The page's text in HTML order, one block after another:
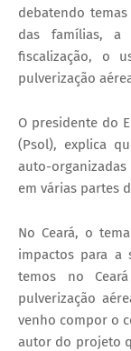
debatendo
das famílias, a
fiscalização, o
pulverização
O presidente do
(Psol), explica
auto-
em várias partes
No Ceará, o
impactos para a
temos no
pulverização
venho compor o
autor do projeto